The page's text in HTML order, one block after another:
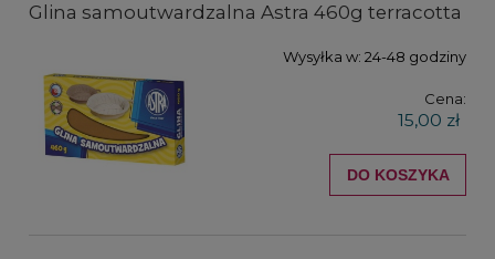
Glina samoutwardzalna Astra 460g terracotta
Wysyłka w: 24-48 godziny
Cena:
15,00 zł
DO KOSZYKA